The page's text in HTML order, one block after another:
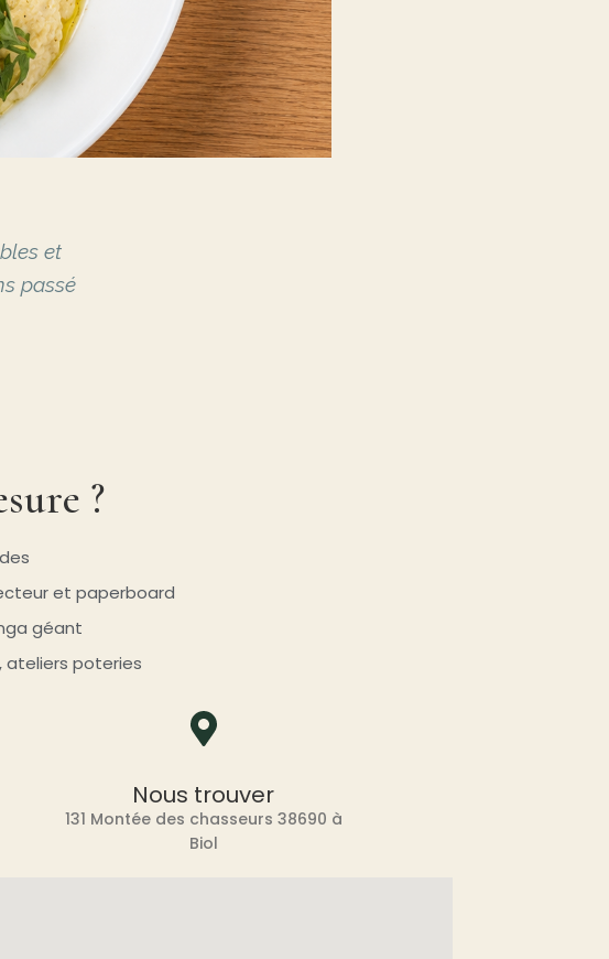
et
passé
?
et paperboard
géant
ateliers poteries
Nous trouver
131 Montée des chasseurs 38690 à
Biol